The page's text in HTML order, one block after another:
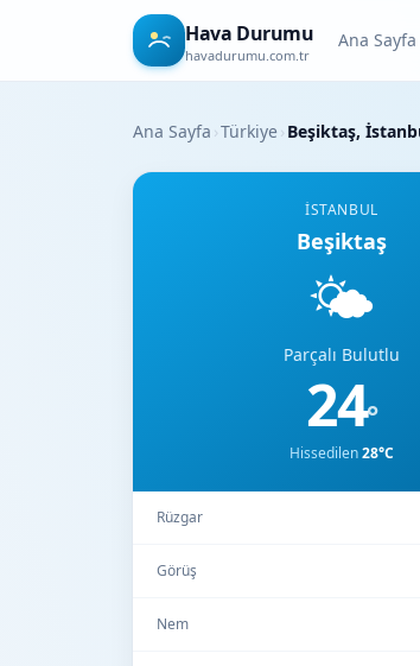
Hava Durumu
havadurumu.com.tr
Ana Sayfa
Ana Sayfa ›Türkiye› Beşiktaş,
İSTANBUL
Beşiktaş
🌤️
Parçalı Bulutlu
24°
Hissedilen28°C
Rüzgar
Görüş
Nem